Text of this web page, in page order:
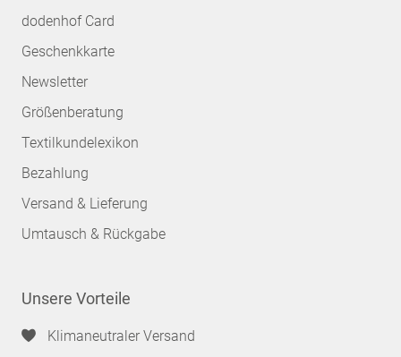
dodenhof Card
Geschenkkarte
Newsletter
Größenberatung
Textilkundelexikon
Bezahlung
Versand & Lieferung
Umtausch & Rückgabe
Unsere Vorteile
Klimaneutraler Versand